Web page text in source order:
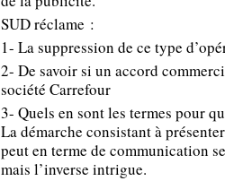
SUD réclame :
1- La suppression de ce type
2- De savoir si un accord
société Carrefour
3- Quels en sont les termes pour
La démarche consistant à
peut en terme de communication
mais l’inverse intrigue.